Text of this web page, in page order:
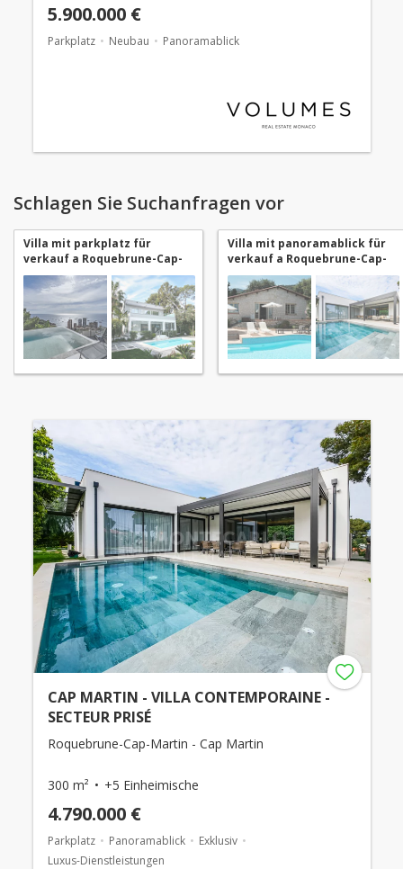
5.900.000 €
Parkplatz Neubau Panoramablick
Schlagen Sie Suchanfragen vor
Villa mit parkplatz für
verkauf a Roquebrune-Cap-
Martin
Villa mit panoramablick für
verkauf a Roquebrune-Cap-
Martin
CAP MARTIN - VILLA CONTEMPORAINE -
SECTEUR PRISÉ
Roquebrune-Cap-Martin - Cap Martin
300 m² +5 Einheimische
4.790.000 €
Parkplatz Panoramablick
Exklusiv
Luxus-Dienstleistungen